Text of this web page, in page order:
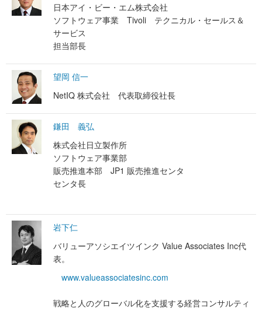
日本アイ・ビー・エム株式会社
ソフトウェア事業 Tivoli テクニカル・セールス＆
サービス
担当部長
望岡 信一
NetIQ 株式会社 代表取締役社長
鎌田 義弘
株式会社日立製作所
ソフトウェア事業部
販売推進本部 JP1 販売推進センタ
センタ長
岩下仁
バリューアソシエイツインク Value Associates Inc代
表。
www.valueassociatesinc.com
戦略と人のグローバル化を支援する経営コンサルティ